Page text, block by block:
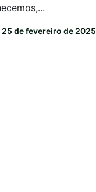
25 de fevereiro de 2025